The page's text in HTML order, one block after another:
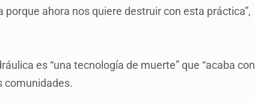
ahora nos quiere destruir con esta práctica”,
es “una tecnología de muerte” que “acaba con
comunidades.